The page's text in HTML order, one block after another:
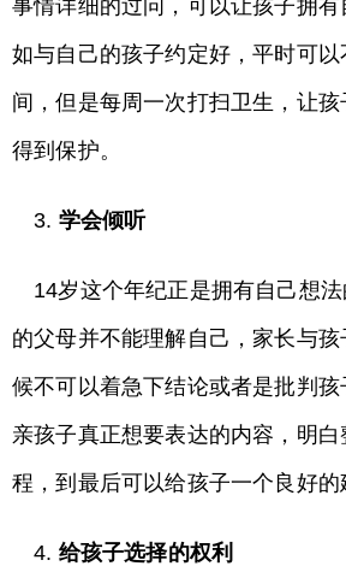
事情详细的过问，可以让孩子拥
如与自己的孩子约定好，平时可
间，但是每周一次打扫卫生，让
得到保护。
3. 学会倾听
14岁这个年纪正是拥有自己想
的父母并不能理解自己，家长与
候不可以着急下结论或者是批判
亲孩子真正想要表达的内容，明
程，到最后可以给孩子一个良好的
4. 给孩子选择的权利